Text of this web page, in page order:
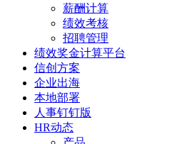
薪酬计算
绩效考核
招聘管理
绩效奖金计算平台
信创方案
企业出海
本地部署
人事钉钉版
HR动态